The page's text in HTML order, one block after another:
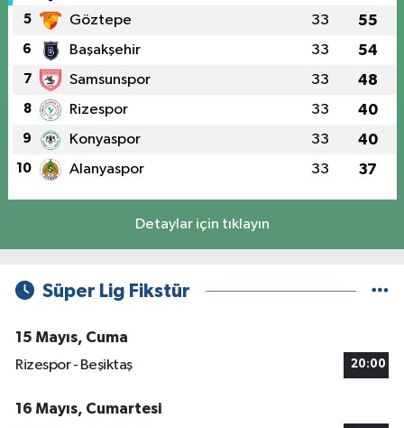
5 Göztepe 33 55
6 Başakşehir 33 54
7 Samsunspor 33 48
8 Rizespor 33 40
9 Konyaspor 33 40
10 Alanyaspor 33 37
Detaylar için tıklayın
Süper Lig Fikstür
15 Mayıs, Cuma
Rizespor - Beşiktaş
20:00
16 Mayıs, Cumartesi